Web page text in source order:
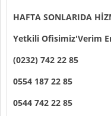
HAFTA SONLARIDA
Yetkili Ofisimiz'Verim
(0232) 742 22 85
0554 187 22 85
0544 742 22 85